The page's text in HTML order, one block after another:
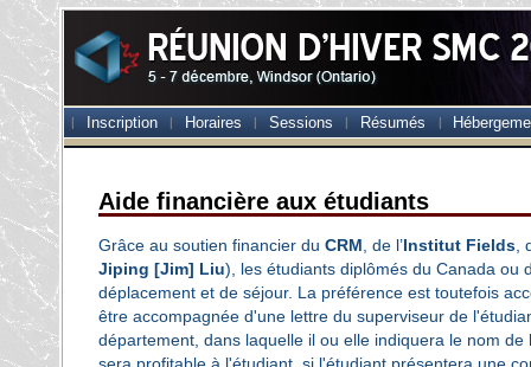
Inscription Horaires Sessions Résumés
Aide financière aux étudiants
Grâce au soutien financier du CRM, de l’Institut Fields,
Jiping [Jim] Liu), les étudiants diplômés du Canada ou
déplacement et de séjour. La préférence est toutefois
être accompagnée d'une lettre du superviseur de
département, dans laquelle il ou elle indiquera le nom